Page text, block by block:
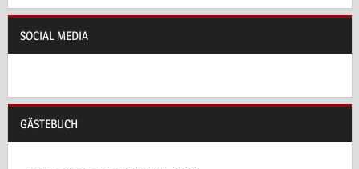
SOCIAL MEDIA
GÄSTEBUCH